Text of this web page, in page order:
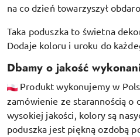
na co dzień towarzyszył
Taka poduszka to świetna
Dodaje koloru i uroku do
Dbamy o jakość
Produkt wykonujemy w
zamówienie ze starannością o
wysokiej jakości, kolory są
poduszka jest piękną ozdobą